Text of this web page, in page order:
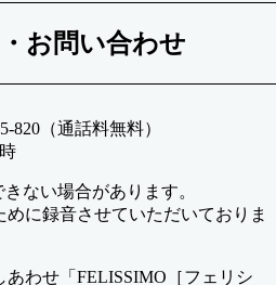
お問い合わせ
820（通話料無料）
ない場合があります。
に録音させていただいておりま
わせ「FELISSIMO［フェリシ